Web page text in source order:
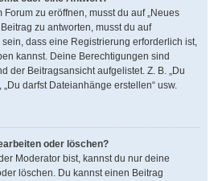
zu eröffnen, musst du auf „Neues
zu antworten, musst du auf
sein, dass eine Registrierung erforderlich ist,
kannst. Deine Berechtigungen sind
der Beitragsansicht aufgelistet. Z. B. „Du
darfst Dateianhänge erstellen“ usw.
oder löschen?
Moderator bist, kannst du nur deine
löschen. Du kannst einen Beitrag